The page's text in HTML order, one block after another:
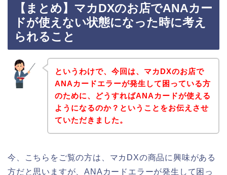
【まとめ】マカDXのお店でANAカー
ドが使えない状態になった時に考え
られること
というわけで、今回は、マカDXのお店で
ANAカードエラーが発生して困っている方
のために、どうすればANAカードが使える
ようになるのか？ということをお伝えさせ
ていただきました。
今、こちらをご覧の方は、マカDXの商品に興味がある
方だと思いますが、ANAカードエラーが発生して困っ